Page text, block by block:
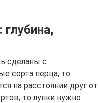
сделаны с
сорта перца, то
на расстоянии друг от
то лунки нужно